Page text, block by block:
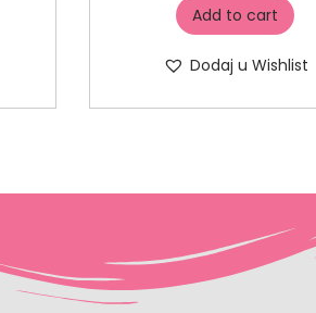
Add to cart
Dodaj u Wishlist